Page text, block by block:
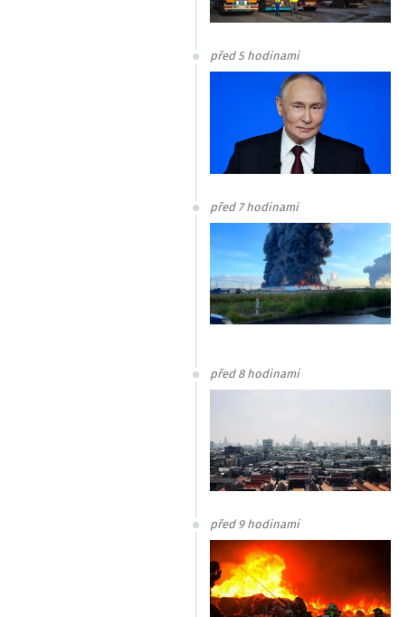
před 5 hodinami
před 7 hodinami
před 8 hodinami
před 9 hodinami